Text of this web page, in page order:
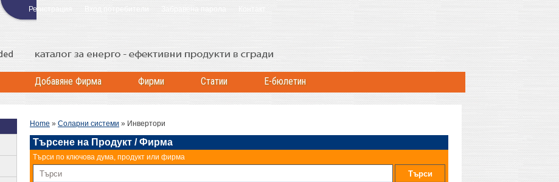
Регистрация Вход потребители Забравена парола Контакт
Добавяне Фирма Фирми Статии Е-бюлетин
Home » Соларни системи » Инвертори
Търсене на Продукт / Фирма
Търси по ключова дума, продукт или фирма